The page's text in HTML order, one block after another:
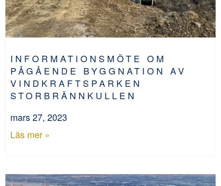
INFORMATIONSMÖTE OM
PÅGÅENDE BYGGNATION AV
VINDKRAFTSPARKEN
STORBRÄNNKULLEN
mars 27, 2023
Läs mer »